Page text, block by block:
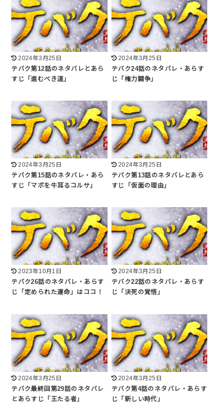
2024年3月25日
テバク第12話のネタバレとあら
すじ「進むべき道」
2024年3月25日
テバク24話のネタバレ・あらす
じ「権力闘争」
2024年3月25日
テバク第15話のネタバレ・あら
すじ「マボを牛耳るコルサ」
2024年3月25日
テバク第13話のネタバレとあら
すじ「仮面の理由」
2023年10月1日
テバク26話のネタバレ・あらす
じ「定められた運命」はココ！
2024年3月25日
テバク22話のネタバレ・あらす
じ「決死の覚悟」
2024年3月25日
テバク最終回第29話のネタバレ
とあらすじ「王たる者」
2024年3月25日
テバク第4話のネタバレ・あらす
じ「新しい時代」